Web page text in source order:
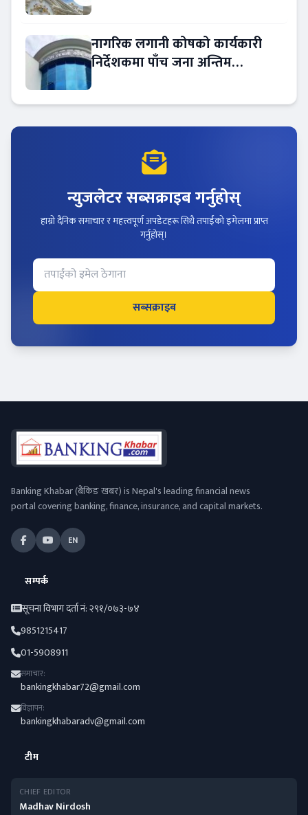
नागरिक लगानी कोषको कार्यकारी
निर्देशकमा पाँच जना अन्तिम
न्युजलेटर सब्सक्राइब गर्नुहोस्
हाम्रो दैनिक समाचार र महत्त्वपूर्ण अपडेटहरू सिधै तपाईंको इमेलमा प्राप्त
गर्नुहोस्।
सब्सक्राइब
Banking Khabar (बैंकिङ खबर) is Nepal's leading financial news
portal covering banking, finance, insurance, and capital markets.
EN
सम्पर्क
सूचना विभाग दर्ता नं: २९१/०७३-७४
9851215417
01-5908911
समाचार:
bankingkhabar72@gmail.com
विज्ञापन:
bankingkhabaradv@gmail.com
टीम
CHIEF EDITOR
Madhav Nirdosh